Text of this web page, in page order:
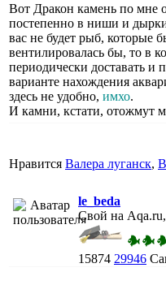
Вот Дракон камень по мне
постепенно в ниши и дырки
вас не будет рыб, которые
вентилировалась бы, то в
периодически доставать и
варианте нахождения
здесь не удобно, имхо.
И камни, кстати, отожмут
Нравится Валера луганск,
le_beda
Свой на
15874 29946